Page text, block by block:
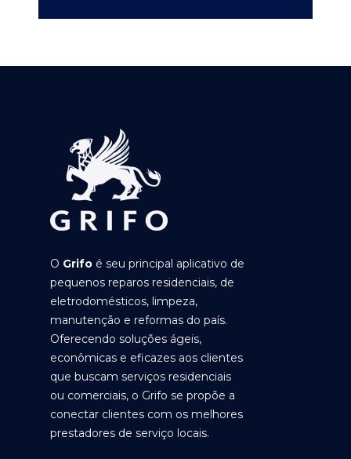
O Grifo é seu principal aplicativo de
pequenos reparos residenciais, de
eletrodomésticos, limpeza,
manutenção e reformas do país.
Oferecendo soluções ágeis,
econômicas e eficazes aos clientes
que buscam serviços residenciais
ou comerciais, o Grifo se propõe a
conectar clientes com os melhores
prestadores de serviço locais.